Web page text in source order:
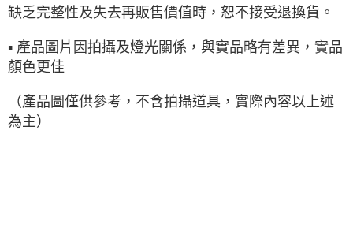
缺乏完整性及失去再販售價值時，恕不接受退換貨。
▪ 產品圖片因拍攝及燈光關係，與實品略有差異，實品
顏色更佳
（產品圖僅供參考，不含拍攝道具，實際內容以上述
為主）